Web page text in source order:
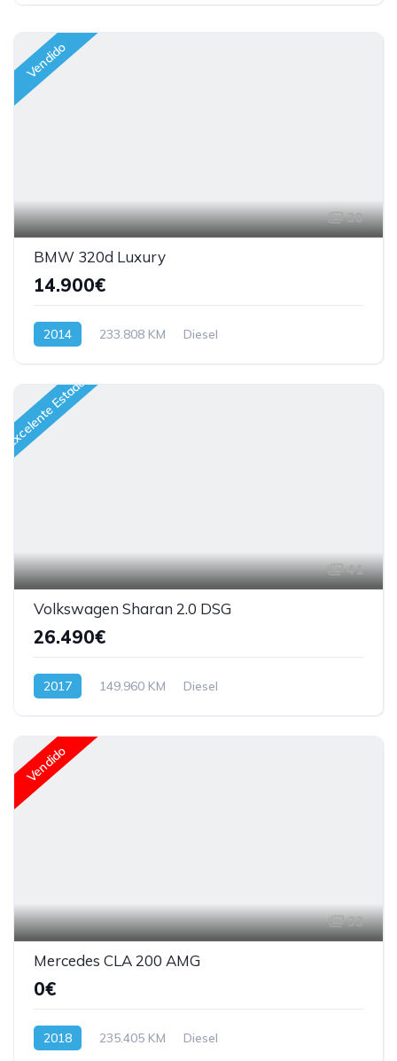
Vendido
30
BMW 320d Luxury
14.900€
2014 233.808 KM Diesel
Excelente Estado
41
Volkswagen Sharan 2.0 DSG
26.490€
2017 149.960 KM Diesel
Vendido
33
Mercedes CLA 200 AMG
0€
2018 235.405 KM Diesel